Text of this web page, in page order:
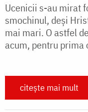
Ucenicii s-au mirat
smochinul, deși
mai mari. O astfel
acum, pentru prima
citește mai mult